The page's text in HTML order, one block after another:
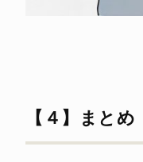
【４】まとめ